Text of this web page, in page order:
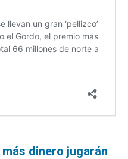
dinero jugarán